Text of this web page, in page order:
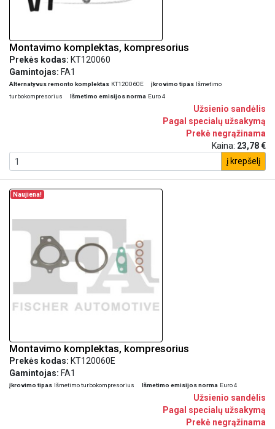
Montavimo komplektas, kompresorius
Prekės kodas: KT120060
Gamintojas: FA1
Alternatyvus remonto komplektas KT120060E įkrovimo tipas Išmetimo
turbokompresorius
Išmetimo emisijos norma Euro 4
Užsienio sandėlis
Pagal specialų užsakymą
Prekė negrąžinama
Kaina: 23,78 €
į krepšelį
Naujiena!
Montavimo komplektas, kompresorius
Prekės kodas: KT120060E
Gamintojas: FA1
įkrovimo tipas Išmetimo turbokompresorius Išmetimo emisijos norma Euro 4
Užsienio sandėlis
Pagal specialų užsakymą
Prekė negrąžinama